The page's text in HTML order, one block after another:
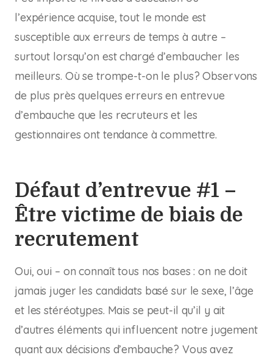
l’expérience acquise, tout le monde est
susceptible aux erreurs de temps à autre –
surtout lorsqu’on est chargé d’embaucher les
meilleurs. Où se trompe-t-on le plus? Observons
de plus près quelques erreurs en entrevue
d’embauche que les recruteurs et les
gestionnaires ont tendance à commettre.
Défaut d’entrevue #1 –
Être victime de biais de
recrutement
Oui, oui – on connaît tous nos bases : on ne doit
jamais juger les candidats basé sur le sexe, l’âge
et les stéréotypes. Mais se peut-il qu’il y ait
d’autres éléments qui influencent notre jugement
quant aux décisions d’embauche? Vous avez